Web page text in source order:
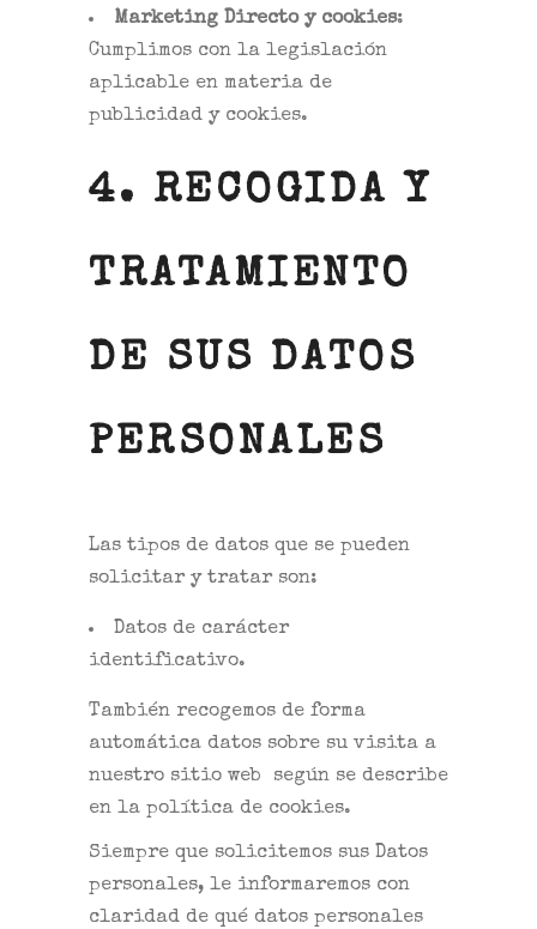
Marketing Directo y cookies:
Cumplimos con la legislación
aplicable en materia de
publicidad y cookies.
4. RECOGIDA Y
TRATAMIENTO
DE SUS DATOS
PERSONALES
Las tipos de datos que se pueden
solicitar y tratar son:
Datos de carácter
identificativo.
También recogemos de forma
automática datos sobre su visita a
nuestro sitio web según se describe
en la política de cookies.
Siempre que solicitemos sus Datos
personales, le informaremos con
claridad de qué datos personales